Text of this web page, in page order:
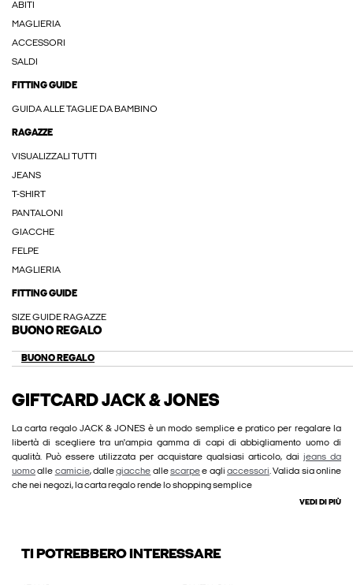
ABITI
MAGLIERIA
ACCESSORI
SALDI
FITTING GUIDE
GUIDA ALLE TAGLIE DA BAMBINO
RAGAZZE
VISUALIZZALI TUTTI
JEANS
T-SHIRT
PANTALONI
GIACCHE
FELPE
MAGLIERIA
FITTING GUIDE
SIZE GUIDE RAGAZZE
BUONO REGALO
BUONO REGALO
GIFTCARD JACK & JONES
La carta regalo JACK & JONES è un modo semplice e pratico per regalare la
libertà di scegliere tra un'ampia gamma di capi di abbigliamento uomo di
qualità. Può essere utilizzata per acquistare qualsiasi articolo, dai jeans da
uomoalle camicie, dallegiacche allescarpee agliaccessori. Valida sia online
che nei negozi, la carta regalo rende lo shopping semplice
VEDI DI PIÙ
TI POTREBBERO INTERESSARE